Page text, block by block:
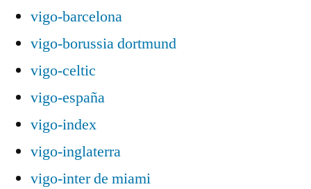
vigo-barcelona
vigo-borussia dortmund
vigo-celtic
vigo-españa
vigo-index
vigo-inglaterra
vigo-inter de miami